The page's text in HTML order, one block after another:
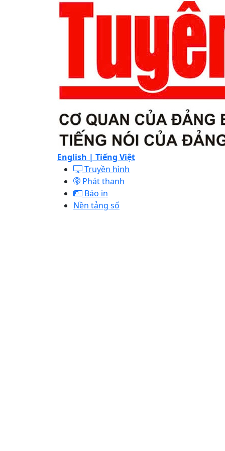
English | Tiếng Việt
Truyền hình
Phát thanh
Báo in
Nền tảng số